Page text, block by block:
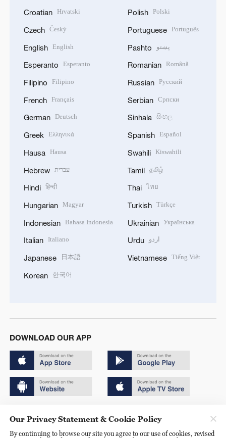
Croatian Hrvatski
Czech Český
English English
Esperanto Esperanto
Filipino Filipino
French Français
German Deutsch
Greek Ελληνικά
Hausa Hausa
Hebrew עברית
Hindi हिन्दी
Hungarian Magyar
Indonesian Bahasa Indonesia
Italian Italiano
Japanese 日本語
Korean 한국어
Polish Polski
Portuguese Português
Pashto پښتو
Romanian Română
Russian Русский
Serbian Српски
Sinhala සිංහල
Spanish Español
Swahili Kiswahili
Tamil தமிழ்
Thai ไทย
Turkish Türkçe
Ukrainian Українська
Urdu اردو
Vietnamese Tiếng Việt
DOWNLOAD OUR APP
京ICP备20000184号
Our Privacy Statement & Cookie Policy
By continuing to browse our site you agree to our use of cookies, revised